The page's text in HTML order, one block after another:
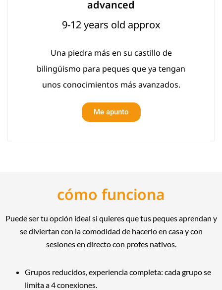
advanced
9-12 years old approx
Una piedra más en su castillo de
bilingüismo para peques que ya tengan
unos conocimientos más avanzados.
Me apunto
cómo funciona
Puede ser tu opción ideal si quieres que tus peques aprendan y
se diviertan con la comodidad de hacerlo en casa y con
sesiones en directo con profes nativos.
Grupos reducidos, experiencia completa: cada grupo se
limita a 4 conexiones.